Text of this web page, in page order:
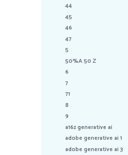
44
45
46
47
5
50%A 50 Z
6
7
71
8
9
a16z generative ai
adobe generative ai 1
adobe generative ai 3